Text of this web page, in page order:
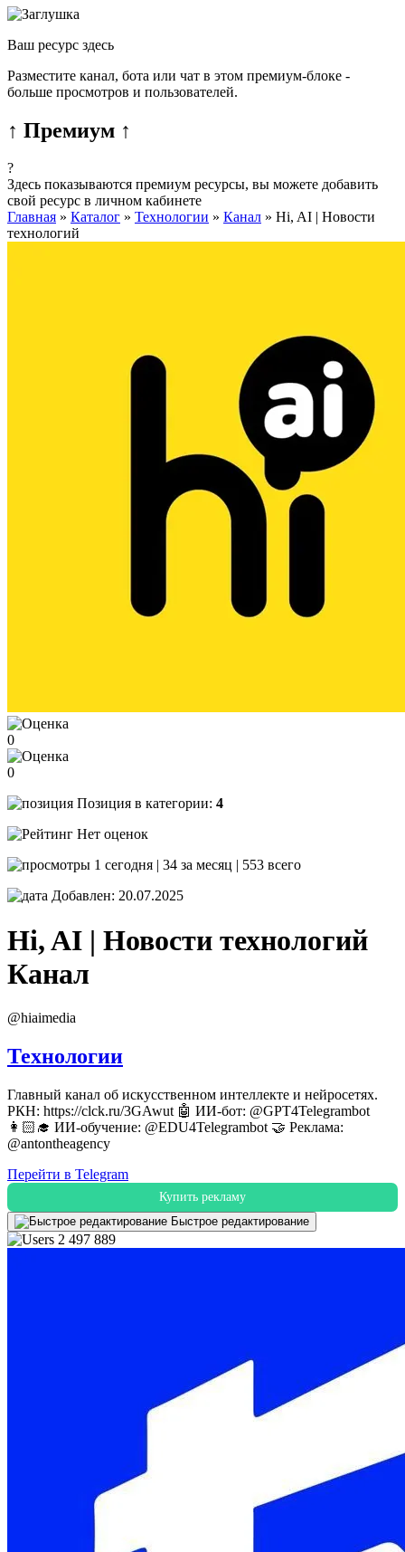
Ваш ресурс здесь
Разместите канал, бота или чат в этом премиум-блоке -
больше просмотров и пользователей.
↑ Премиум ↑
?
Здесь показываются премиум ресурсы, вы можете добавить
свой ресурс в личном кабинете
Главная » Каталог » Технологии » Канал » Hi, AI | Новости
технологий
0
0
Позиция в категории: 4
Нет оценок
1 сегодня | 34 за месяц | 553 всего
Добавлен: 20.07.2025
Hi, AI | Новости технологий
Канал
@hiaimedia
Технологии
Главный канал об искусственном интеллекте и нейросетях.
РКН: https://clck.ru/3GAwut 🤖 ИИ-бот: @GPT4Telegrambot
👩🏻‍🎓 ИИ-обучение: @EDU4Telegrambot 🤝 Реклама:
@antontheagency
Перейти в Telegram
Купить рекламу
Быстрое редактирование
2 497 889